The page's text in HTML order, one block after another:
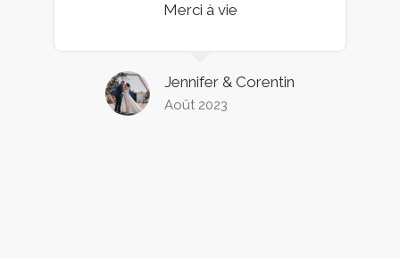
Merci à vie
Jennifer & Corentin
Août 2023